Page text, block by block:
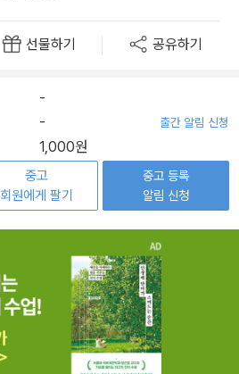
선물하기 공유하기
-
- 출간 알림 신청
1,000원
중고
회원에게 팔기
중고 등록
알림 신청